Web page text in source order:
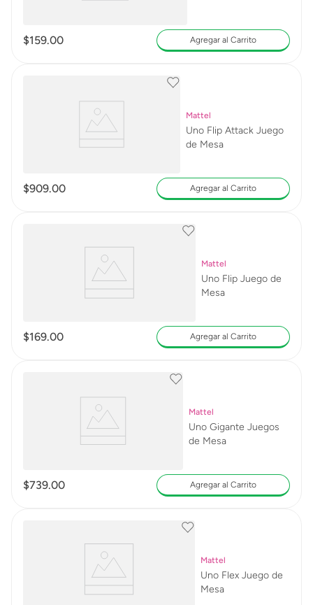
$159.00 Agregar al Carrito
Mattel
Uno Flip Attack Juego
de Mesa
$909.00 Agregar al Carrito
Mattel
Uno Flip Juego de
Mesa
$169.00 Agregar al Carrito
Mattel
Uno Gigante Juegos
de Mesa
$739.00 Agregar al Carrito
Mattel
Uno Flex Juego de
Mesa